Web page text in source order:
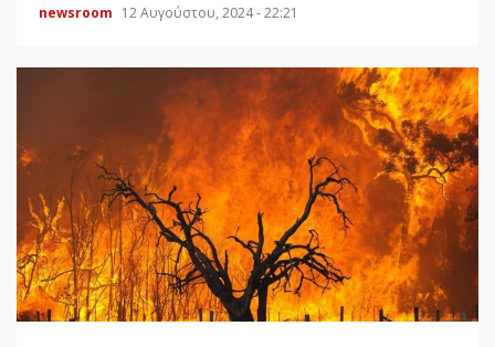
newsroom 12 Αυγούστου, 2024 - 22:21